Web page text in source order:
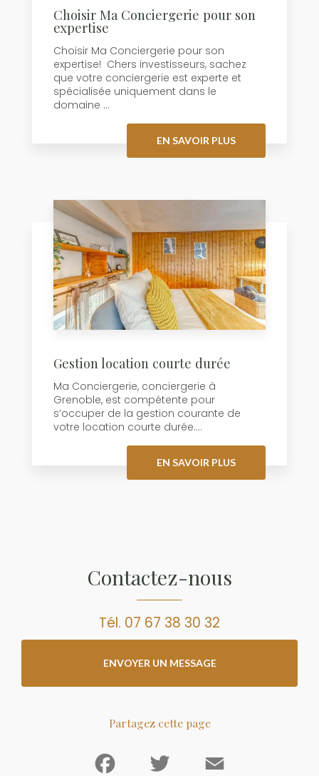
Choisir Ma Conciergerie pour son
expertise
Choisir Ma Conciergerie pour son
expertise! Chers investisseurs, sachez
que votre conciergerie est experte et
spécialisée uniquement dans le
domaine ...
EN SAVOIR PLUS
Gestion location courte durée
Ma Conciergerie, conciergerie à
Grenoble, est compétente pour
s’occuper de la gestion courante de
votre location courte durée....
EN SAVOIR PLUS
Contactez-nous
Tél. 07 67 38 30 32
ENVOYER UN MESSAGE
Partagez cette page